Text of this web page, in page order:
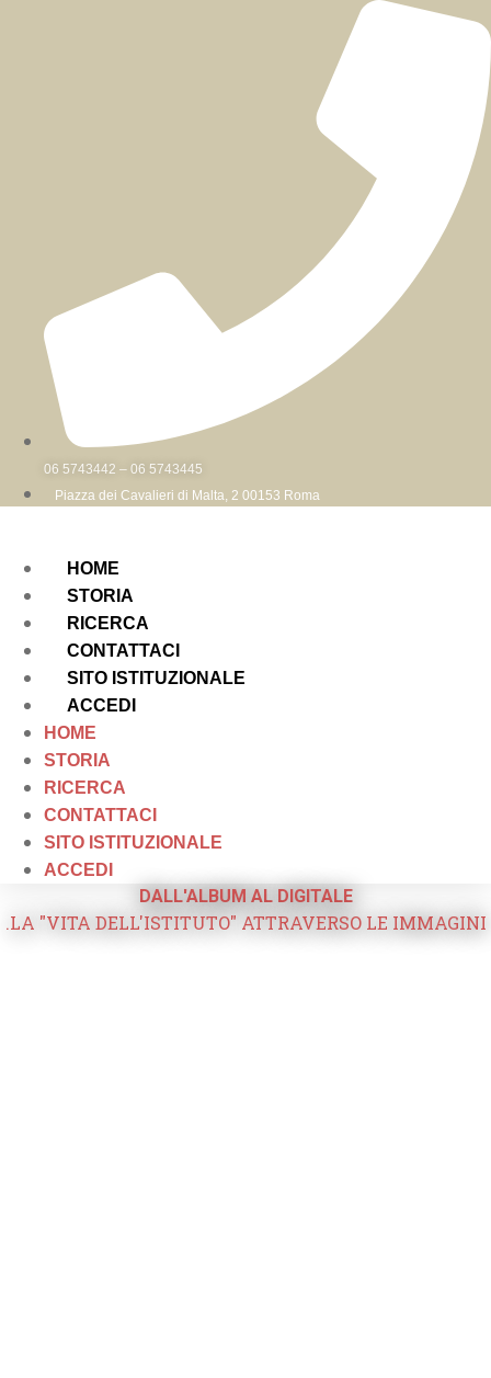
06 5743442 – 06 5743445
Piazza dei Cavalieri di Malta, 2 00153 Roma
HOME
STORIA
RICERCA
CONTATTACI
SITO ISTITUZIONALE
ACCEDI
HOME
STORIA
RICERCA
CONTATTACI
SITO ISTITUZIONALE
ACCEDI
DALL'ALBUM AL DIGITALE
.LA "VITA DELL'ISTITUTO" ATTRAVERSO LE IMMAGINI